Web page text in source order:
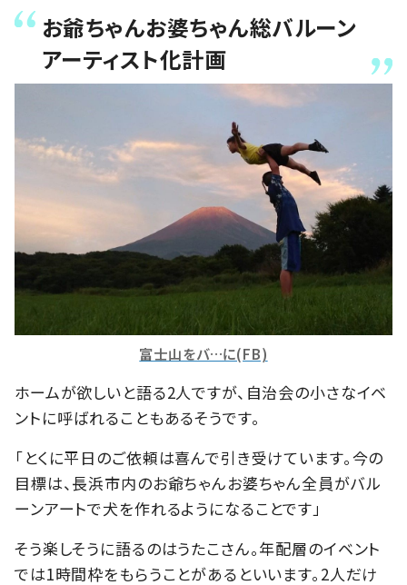
お爺ちゃんお婆ちゃん総バルーン
アーティスト化計画
富士山をバ…に(FB)
ホームが欲しいと語る2人ですが、自治会の小さなイベ
ントに呼ばれることもあるそうです。
「とくに平日のご依頼は喜んで引き受けています。今の
目標は、長浜市内のお爺ちゃんお婆ちゃん全員がバル
ーンアートで犬を作れるようになることです」
そう楽しそうに語るのはうたこさん。年配層のイベント
では1時間枠をもらうことがあるといいます。2人だけ